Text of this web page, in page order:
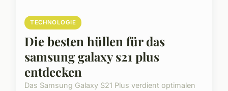
TECHNOLOGIE
Die besten hüllen für das
samsung galaxy s21 plus
entdecken
Das Samsung Galaxy S21 Plus verdient optimalen